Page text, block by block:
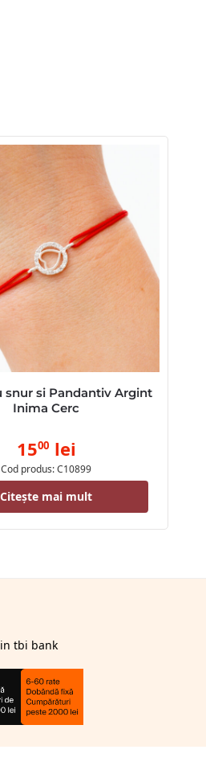
snur si Pandantiv Argint
Inima Cerc
1500 lei
Cod produs: C10899
Citește mai mult
tbi bank